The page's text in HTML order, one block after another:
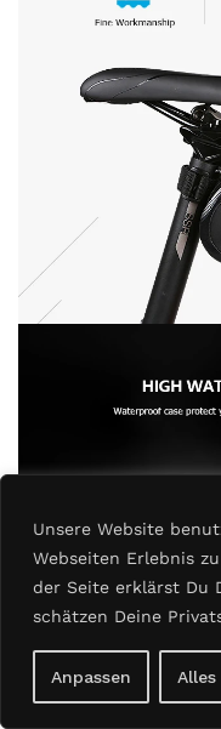
Unsere Website
Webseiten Erlebnis
der Seite erklärst Du
schätzen Deine
Anpassen